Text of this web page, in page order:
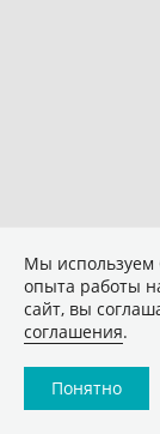
Мы используем
опыта работы
сайт, вы
соглашения.
Понятно